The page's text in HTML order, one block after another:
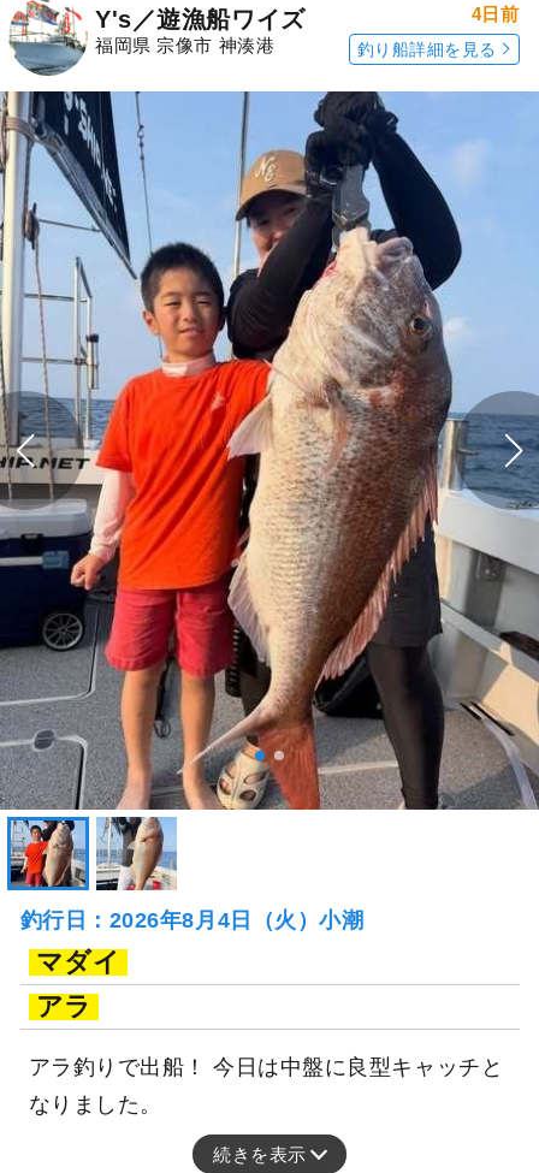
Y's／遊漁船ワイズ
福岡県 宗像市 神湊港
4日前
釣り船詳細を見る
釣行日：2026年8月4日（火）小潮
マダイ
アラ
アラ釣りで出船！ 今日は中盤に良型キャッチと
なりました。
続きを表示